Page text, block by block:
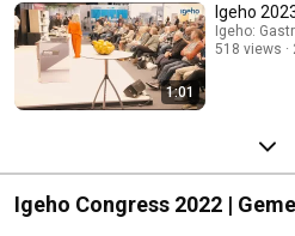
1:01
Igeho
Igeho:
518 views
Igeho Congress 2022 |